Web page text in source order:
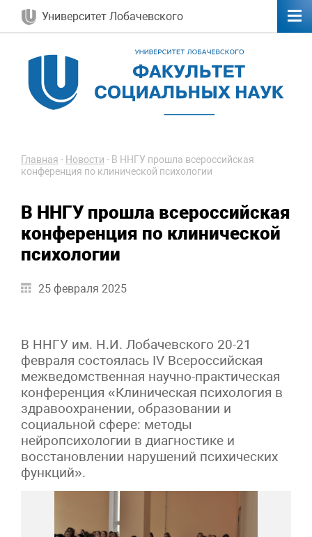
Университет Лобачевского
Главная - Новости - В ННГУ прошла всероссийская
конференция по клинической психологии
В ННГУ прошла всероссийская
конференция по клинической
психологии
25 февраля 2025
В ННГУ им. Н.И. Лобачевского 20-21
февраля состоялась IV Всероссийская
межведомственная научно-практическая
конференция «Клиническая психология в
здравоохранении, образовании и
социальной сфере: методы
нейропсихологии в диагностике и
восстановлении нарушений психических
функций».